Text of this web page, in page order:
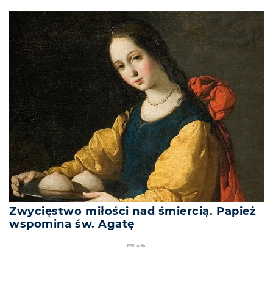
Zwycięstwo miłości nad śmiercią. Papież
wspomina św. Agatę
REKLAMA